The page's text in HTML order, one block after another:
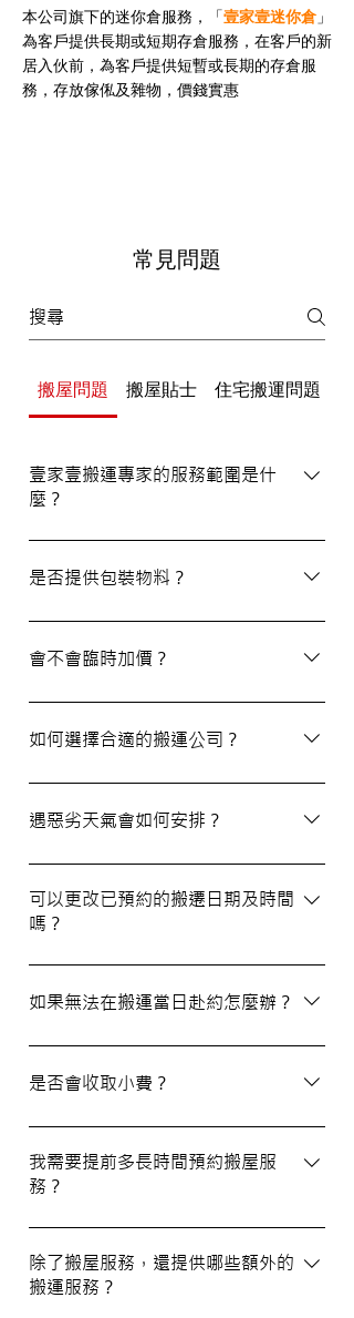
本公司旗下的迷你倉服務，「壹家壹迷你倉 」
為客戶提供長期或短期存倉服務，在客戶的新
居入伙前，為客戶提供短暫或長期的存倉服
務，存放傢俬及雜物，價錢實惠
常見問題
搬屋問題 搬屋貼士 住宅搬運問題
壹家壹搬運專家的服務範圍是什
麼？
壹家壹搬運專家的服務覆蓋港九及新界，無
論是一般搬屋服務還是商務搬遷，我們都能
是否提供包裝物料？
是的，我們會為客戶提供包裝物料。如有需
要，請隨時與我們的客戶服務員查詢。
會不會臨時加價？
我們的報價透明，會根據您提供的物品清單
提供合理預算，絕無隱藏費用。除非搬運當
約定的費用。
如何選擇合適的搬運公司？
選擇一間合適的搬運公司非常重要，建議您
選擇經驗豐富、提供專業服務且預算合理的
擇！
遇惡劣天氣會如何安排？
如搬屋當日遇上惡劣天氣，我們會提前與您
聯絡並安排改期。具體安排如下： 黑色暴
雨或八號熱帶氣旋警告於早上十時前發出：
我們會即時更新安排。 工作時間內解除警
可以更改已預約的搬遷日期及時間
嗎？
如果需要更改或取消已預約的搬運服務，請
在預定搬運日期前至少兩個工作日的下午三
50%作為行政費。
如果無法在搬運當日赴約怎麼辦？
若您無法在搬運當日赴約，請至少提前兩個
工作日的下午三時通知我們，否則我們將有
是否會收取小費？
我們不會向客戶索取小費，但客戶可自願性
地為搬運團隊作獎賞，以表達對我們服務的
滿意。
我需要提前多長時間預約搬屋服
務？
我們建議您在搬屋前一至三星期預約搬運日
期及時間，特別是在熱門的週末，以確保我
們能為您安排妥當的服務。
除了搬屋服務，還提供哪些額外的
搬運服務？